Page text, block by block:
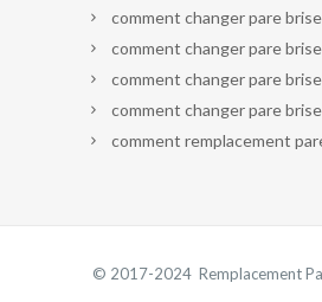
comment changer pare
comment changer pare
comment changer pare
comment changer pare brise
comment remplacement
© 2017-2024 Remplacement